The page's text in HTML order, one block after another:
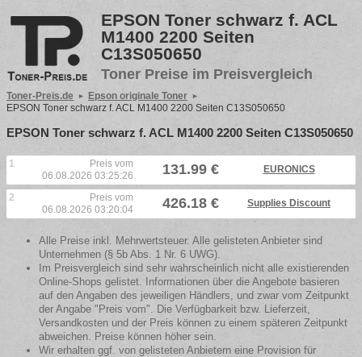
EPSON Toner schwarz f. ACL
M1400 2200 Seiten
C13S050650
Toner Preise im Preisvergleich
Toner-Preis.de
Epson originale Toner
EPSON Toner schwarz f. ACL M1400 2200 Seiten C13S050650
EPSON Toner schwarz f. ACL M1400 2200 Seiten C13S050650
1
Preis vom
06.08.2026 03:25:26
131.99 € EURONICS
2
Preis vom
06.08.2026 03:20:04
426.18 € Supplies Discount
Alle Preise inkl. Mehrwertsteuer. Alle gelisteten Anbieter sind
Unternehmen (§ 5b Abs. 1 Nr. 6 UWG).
Im Preisvergleich sind sehr wahrscheinlich nicht alle existierenden
Online-Shops gelistet. Informationen über die Angebote basieren
auf den Angaben des jeweiligen Händlers, und zwar vom Zeitpunkt
der Angabe "Preis vom". Die Verfügbarkeit bzw. Lieferzeit,
Versandkosten und der Preis können zu einem späteren Zeitpunkt
abweichen. Preise können höher sein.
Wir erhalten ggf. von gelisteten Anbietern eine Provision für